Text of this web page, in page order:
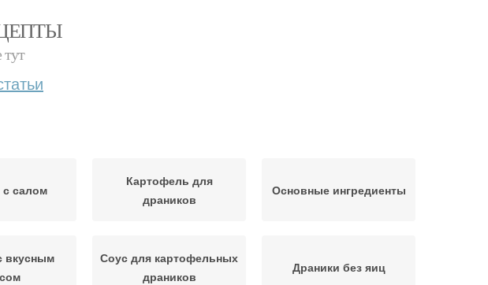
салом
Картофель для
драников
Основные ингредиенты
вкусным
Соус для картофельных
драников
Драники без яиц